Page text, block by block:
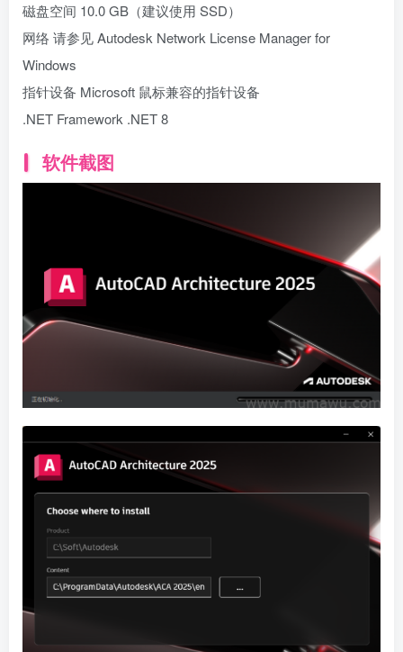
磁盘空间 10.0 GB（建议使用 SSD）
网络 请参见 Autodesk Network License Manager for
Windows
指针设备 Microsoft 鼠标兼容的指针设备
.NET Framework .NET 8
软件截图